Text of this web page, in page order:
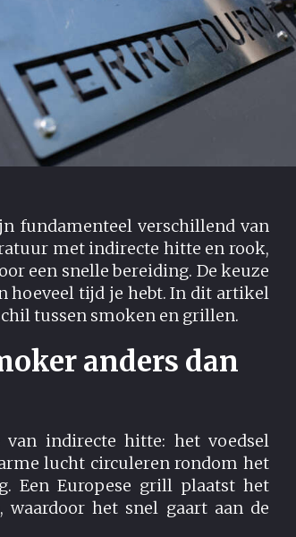
fundamenteel verschillend van
met indirecte hitte en rook,
een snelle bereiding. De keuze
hoeveel tijd je hebt. In dit artikel
tussen smoken en grillen.
anders dan
indirecte hitte: het voedsel
lucht circuleren rondom het
Een Europese grill plaatst het
het snel gaart aan de